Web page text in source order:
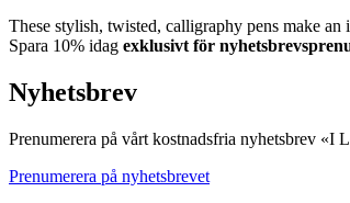
These stylish, twisted, calligraphy pens make
Spara 10% idag exklusivt för
Nyhetsbrev
Prenumerera på vårt kostnadsfria nyhetsbrev
Prenumerera på nyhetsbrevet